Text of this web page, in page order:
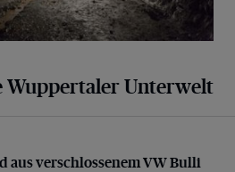
Wuppertaler Unterwelt
verschlossenem VW Bulli
aus verschlossenem VW Bulli